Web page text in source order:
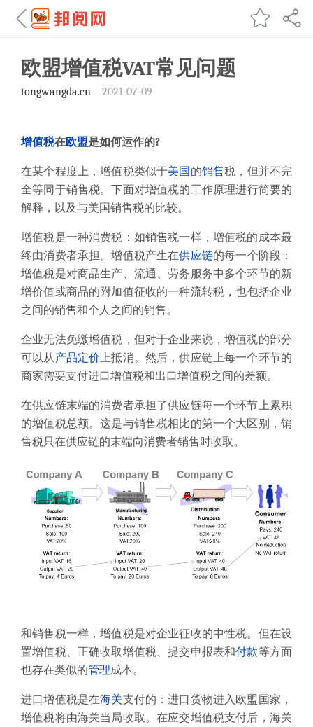
欧盟增值税VAT常见问题
tongwangda.cn 2021-07-09
增值税在欧盟是如何运作的?
在某个程度上 ，增值税类似于美国 的销售税 ，但并不完
全等同于销售税。下面对增值税的工作原理进行简要的
解释，以及与美国销售税的比较。
增值税是一种消费税：如销售税一样，增值税的成本最
终由消费者承担。增值税产生在供应链的每一个阶段 ：
增值税是对商品生产、流通、劳务服务中多个环节的新
增价值或商品的附加值征收的一种流转税 ，也包括企业
之间的销售和个人之间的销售。
企业无法免缴增值税，但对于企业来说，增值税的部分
可以从产品定价上抵消。然后，供应链上每一个环节的
商家需要支付进口增值税和出口增值税之间的差额。
在供应链末端的消费者承担了供应链每一个环节上累积
的增值税总额。这是与销售税相比的第一个大区别，销
售税只在供应链的末端向消费者销售时收取。
和销售税一样，增值税是对企业征收的中性税。但在设
置增值税、正确收取增值税、提交申报表和付款等方面
也存在类似的管理成本。
进口增值税是在海关支付的：进口货物进入欧盟国家，
增值税将由海关当局收取。在应交增值税支付后，海关